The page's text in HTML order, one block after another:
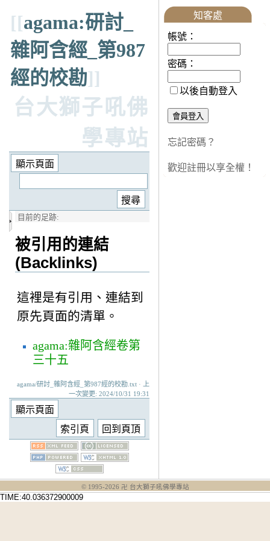
[[agama:研討_
雜阿含經_第987
經的校勘]]
台大獅子吼佛
學專站
目前的足跡:
被引用的連結
(Backlinks)
這裡是有引用、連結到
原先頁面的清單。
agama:雜阿含經卷第
三十五
agama/研討_雜阿含經_第987經的校勘.txt · 上
一次變更: 2024/10/31 19:31
知客處
帳號：
密碼：
以後自動登入
忘記密碼？
歡迎註冊以享全權！
© 1995-2026 卍 台大獅子吼佛學專站
TIME:40.036372900009